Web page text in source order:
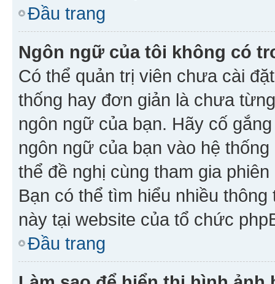
Đầu trang
Ngôn ngữ của tôi không có
Có thể quản trị viên chưa cài
thống hay đơn giản là chưa
ngôn ngữ của bạn. Hãy cố
ngôn ngữ của bạn vào hệ
thể đề nghị cùng tham gia
Bạn có thể tìm hiểu nhiều
này tại website của tổ chức
Đầu trang